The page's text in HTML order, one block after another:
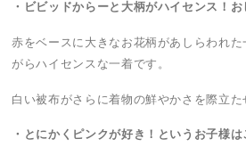
・ビビッドからーと大柄がハイセンス！
赤をベースに大きなお花柄があしらわれ
がらハイセンスな一着です。
白い被布がさらに着物の鮮やかさを際立た
・とにかくピンクが好き！というお子様